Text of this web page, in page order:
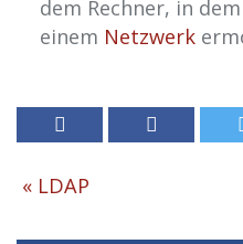
dem Rechner, in
einem Netzwerk
« LDAP